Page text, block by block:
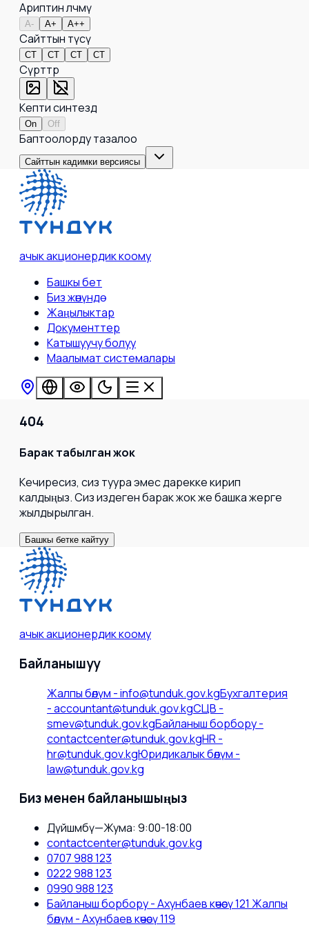
Ариптин өлчөмү
A- A+ A++
Сайттын түсү
СТ СТ СТ СТ
Сүрөттөр
Кепти синтездөө
On Off
Баптоолорду тазалоо
Сайттын кадимки версиясы
ачык акционердик коому
Башкы бет
Биз жөнүндө
Жаңылыктар
Документтер
Катышуучу болуу
Маалымат системалары
404
Барак табылган жок
Кечиресиз, сиз туура эмес дарекке кирип
калдыңыз. Сиз издеген барак жок же башка жерге
жылдырылган.
Башкы бетке кайтуу
ачык акционердик коому
Байланышуу
Жалпы бөлүм -info@tunduk.gov.kgБухгалтерия
-accountant@tunduk.gov.kgСЦВ -
smev@tunduk.gov.kgБайланыш борбору-
contactcenter@tunduk.gov.kgHR-
hr@tunduk.gov.kgЮридикалык бөлүм -
law@tunduk.gov.kg
Биз менен байланышыңыз
Дүйшөмбү—Жума: 9:00-18:00
contactcenter@tunduk.gov.kg
0707 988 123
0222 988 123
0990 988 123
Байланыш борбору - Ахунбаев көчөсү 121 Жалпы
бөлүм - Ахунбаев көчөсү 119